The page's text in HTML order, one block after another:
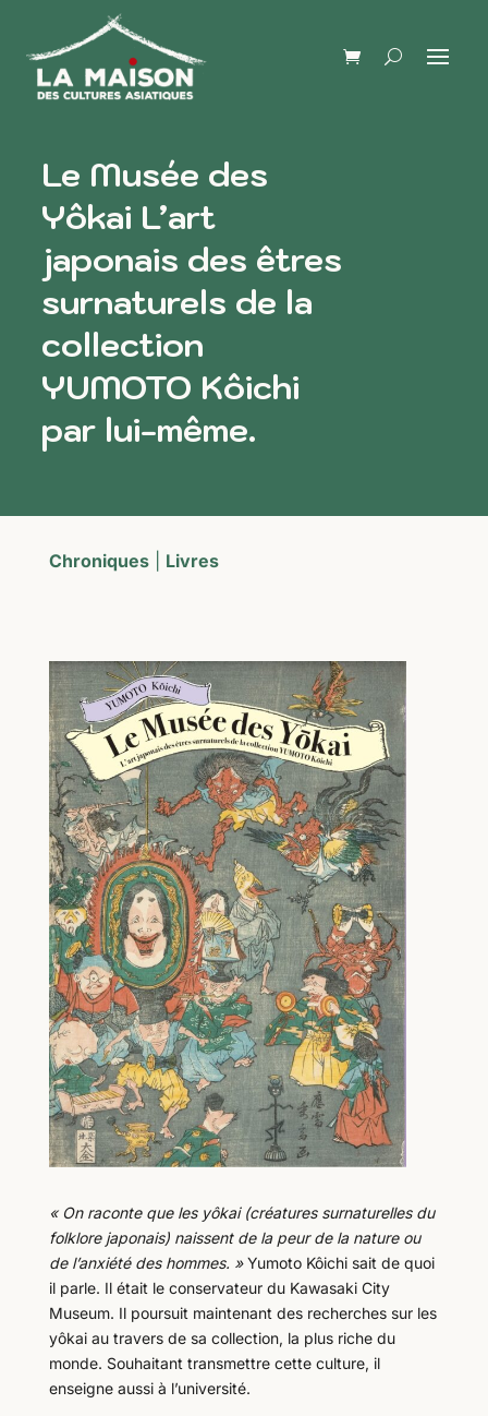
Le Musée des
Yôkai L’art
japonais des êtres
surnaturels de la
collection
YUMOTO Kôichi
par lui-même.
Chroniques| Livres
« On raconte que les yôkai (créatures surnaturelles du
folklore japonais) naissent de la peur de la nature ou
de l’anxiété des hommes. »Yumoto Kôichi sait de quoi
il parle. Il était le conservateur du Kawasaki City
Museum. Il poursuit maintenant des recherches sur les
yôkai au travers de sa collection, la plus riche du
monde. Souhaitant transmettre cette culture, il
enseigne aussi à l’université.